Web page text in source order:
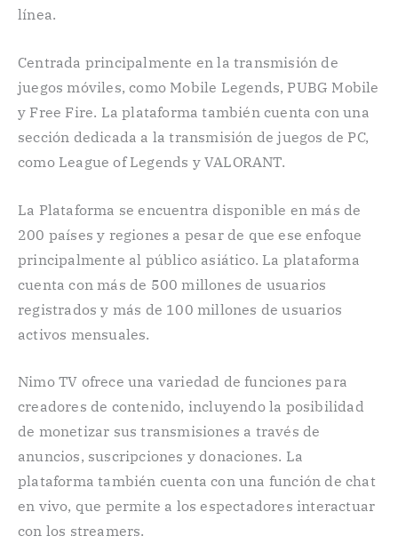
línea.
Centrada principalmente en la transmisión de
juegos móviles, como Mobile Legends, PUBG Mobile
y Free Fire. La plataforma también cuenta con una
sección dedicada a la transmisión de juegos de PC,
como League of Legends y VALORANT.
La Plataforma se encuentra disponible en más de
200 países y regiones a pesar de que ese enfoque
principalmente al público asiático. La plataforma
cuenta con más de 500 millones de usuarios
registrados y más de 100 millones de usuarios
activos mensuales.
Nimo TV ofrece una variedad de funciones para
creadores de contenido, incluyendo la posibilidad
de monetizar sus transmisiones a través de
anuncios, suscripciones y donaciones. La
plataforma también cuenta con una función de chat
en vivo, que permite a los espectadores interactuar
con los streamers.